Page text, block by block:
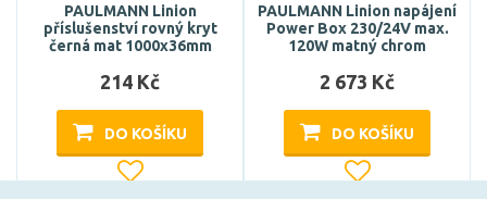
PAULMANN Linion
příslušenství rovný kryt
černá mat 1000x36mm
214 Kč
DO KOŠÍKU
PAULMANN Linion napájení
Power Box 230/24V max.
120W matný chrom
2 673 Kč
DO KOŠÍKU